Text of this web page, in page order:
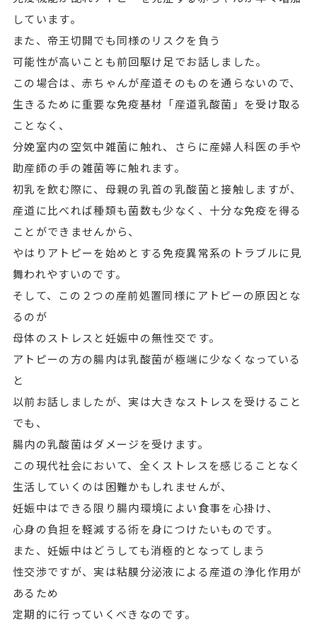
しています。
また、帝王切開でも同様のリスクを負う
可能性が高いことも前回駆け足でお話しました。
この場合は、赤ちゃんが産道そのものを通らないので、
生きるために重要な免疫基材「産道乳酸菌」を受け取る
ことなく、
分娩室内の空気中雑菌に触れ、さらに産婦人科医の手や
助産師の手の雑菌等に触れます。
初乳を飲む際に、母親の乳首の乳酸菌と接触しますが、
産道に比べれば種類も菌数も少なく、十分な免疫を得る
ことができませんから、
やはりアトピーを始めとする免疫異常系のトラブルに見
舞われやすいのです。
そして、この２つの産前処置同様にアトピーの原因とな
るのが
母体のストレスと妊娠中の無性交です。
アトピーの方の腸内は乳酸菌が極端に少なくなっている
と
以前お話しましたが、実は大きなストレスを受けること
でも、
腸内の乳酸菌はダメージを受けます。
この現代社会において、全くストレスを感じることなく
生活していくのは困難かもしれませんが、
妊娠中はできる限り腸内環境によい食事を心掛け、
心身の負担を軽減する術を身につけたいものです。
また、妊娠中はどうしても消極的となってしまう
性交渉ですが、実は粘膜分泌液による産道の浄化作用が
あるため
定期的に行っていくべきなのです。